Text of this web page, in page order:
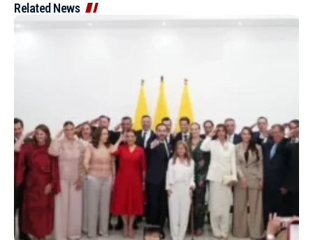
Related News